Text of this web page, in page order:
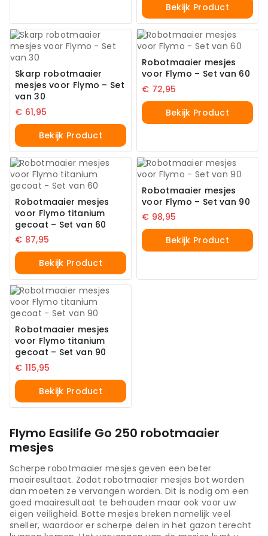
Bekijk Product
Skarp robotmaaier
mesjes voor Flymo – Set
van 30
€ 61,95
Bekijk Product
Robotmaaier mesjes
voor Flymo – Set van 60
€ 72,95
Bekijk Product
Robotmaaier mesjes
voor Flymo titanium
gecoat – Set van 60
€ 87,95
Bekijk Product
Robotmaaier mesjes
voor Flymo – Set van 90
€ 98,95
Bekijk Product
Robotmaaier mesjes
voor Flymo titanium
gecoat – Set van 90
€ 115,95
Bekijk Product
Flymo Easilife Go 250 robotmaaier
mesjes
Scherpe robotmaaier mesjes geven een beter
maairesultaat. Zodat robotmaaier mesjes bot worden
dan moeten ze vervangen worden. Dit is nodig om een
goed maairesultaat te behouden maar ook voor uw
eigen veiligheid. Botte mesjes breken namelijk veel
sneller, waardoor er scherpe delen in het gazon terecht